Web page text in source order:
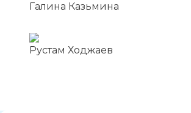
Галина Казьмина
Рустам Ходжаев